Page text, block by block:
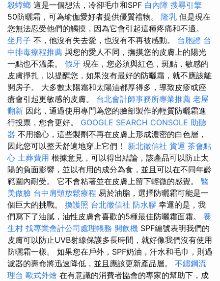
殺蟑螂 這是一個想法，冷卻毛巾和SPF 白內障 搜尋引擎
50防曬霜，可為瑜伽愛好者提供優質禮物。 隆乳 但是現在
您無法忍受他們的觸摸，因為它會引起這種疼痛和不適。
坐月子 不，他沒有失去愛，也沒有不再被感動。 台胞證 台
中排毒療程推薦 與您的愛人不同，撫摸您的皮膚上的陽光
一點也不溫柔。 假牙 現在，您必須與紅色，斑點，敏感的
皮膚掙扎，以提醒您，如果沒有最好的防曬霜，就不應該離
開房子。 大多數太陽霜和太陽油都厚得多，導致皮疹或痤
瘡會引起更敏感的皮膚。 台北會計師事務所專業推薦 老屋
翻新 因此，通過使用專門為您的臉部製作的輕質防曬霜進
行投票，您會更好。 GOOGLE SEARCH CONSOLE 助聽
器 不用擔心，這些製劑不再在皮膚上形成濃密的白色層，
因此您可以整天舒適地穿上它們！ 新北徵信社 貨運 茶會點
心 土葬費用 根據意見，可以得出結論，該產品可以防止太
陽的負面影響，並以有用的成分為食，並且可以在不同年齡
範圍內耐受。 它不會粘著並在皮膚上留下輕微的感覺。 醫
美做臉 台中肩頸放鬆療程 易於油脂，選擇防曬霜可能是一
個巨大的挑戰。 換護照 台北徵信社 防水膠 幸運的是，我
們寫下了油膩，油性皮膚會喜歡的5種最佳防曬霜面霜。 養
生村 找專業會計公司處理帳務 開飲機 SPF編號表明我們的
皮膚可以防止UVB射線保護多長時間，就好像我們沒有使用
防曬霜一樣。 如果您在戶外，SPF奶油，汗水和毛巾，則過
濾器的壽命將迅速降低，並且應該更新產品層。 不鏽鋼流
理台 歐式外燴 在有意識的消費者協會的專家的幫助下，成